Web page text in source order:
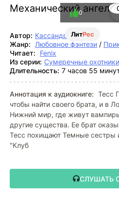
Механический ангел
ЛитРес
0
Автор: Кассандра Клэр
Жанр:
Любовное фэнтези /
Читает:
Fenix
Из серии: Сумеречные
Длительность: 7 часов 55
Аннотация к аудиокниге: Тесс
чтобы найти своего брата, и в
Нижний мир, где живут
другие существа. Ее брат
Тесс похищают Темные сестры
"Клуб
СЛУШАТЬ